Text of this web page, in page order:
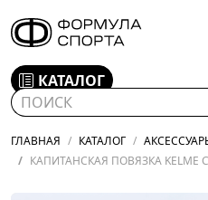
КАТАЛОГ
ГЛАВНАЯ КАТАЛОГ
КАПИТАНСКАЯ ПОВЯЗКА KELME